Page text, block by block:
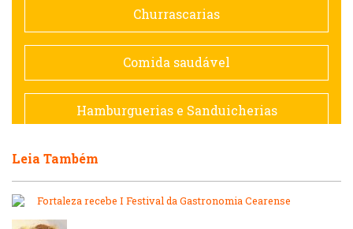
Espanhola
Francesa
Churrascarias
Comida saudável
Hamburguerias e Sanduicherias
Lanchonetes
Leia Também
Fortaleza recebe I Festival da Gastronomia Cearense